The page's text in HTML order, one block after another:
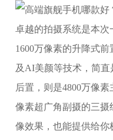
卓越的拍摄系统是本次
1600万像素的升降式
及AI美颜等技术，简直
后置，则是4800万像
像素超广角副摄的三
像效果，也能提供给你